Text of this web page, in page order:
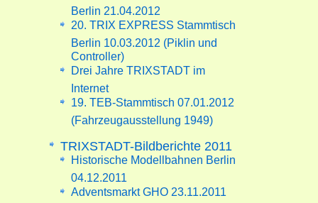
Berlin 21.04.2012
20. TRIX EXPRESS Stammtisch
Berlin 10.03.2012 (Piklin und
Controller)
Drei Jahre TRIXSTADT im
Internet
19. TEB-Stammtisch 07.01.2012
(Fahrzeugausstellung 1949)
TRIXSTADT-Bildberichte 2011
Historische Modellbahnen Berlin
04.12.2011
Adventsmarkt GHO 23.11.2011